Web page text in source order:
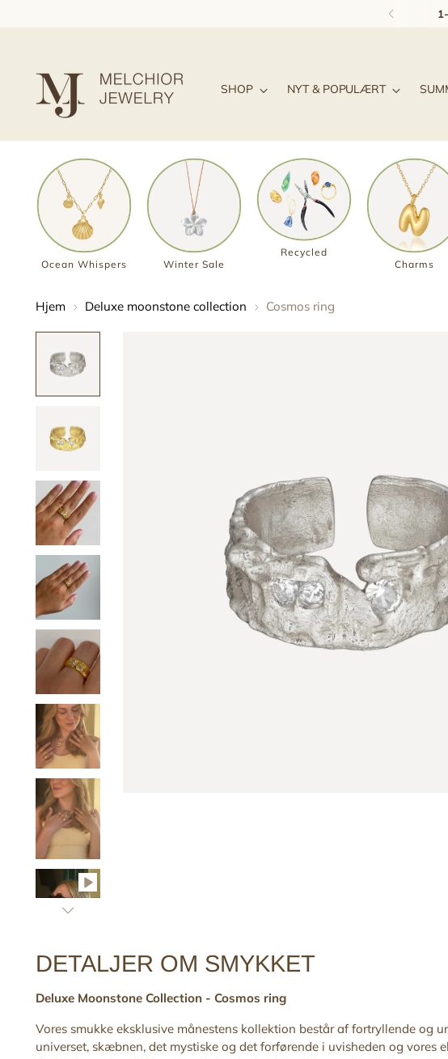
SHOP NYT & POPULÆRT
Ocean Whispers Winter Sale
Recycled
Charms
Hjem Deluxe moonstone collection Cosmos ring
DETALJER OM SMYKKET
Deluxe Moonstone Collection - Cosmos ring
Vores smukke eksklusive månestens kollektion består af fortryllende og
universet, skæbnen, det mystiske og det forførende i uvisheden og vores